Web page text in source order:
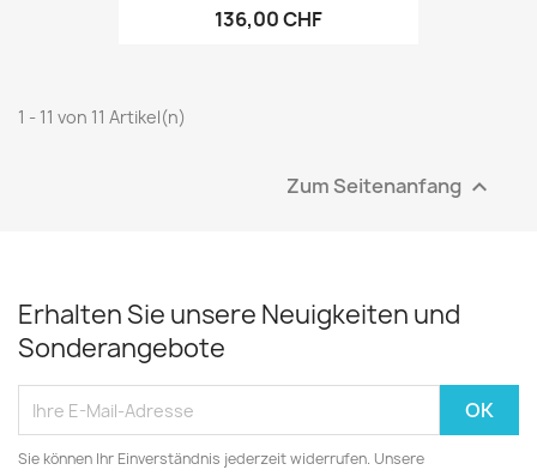
136,00 CHF
1 - 11 von 11 Artikel(n)
Zum Seitenanfang 
Erhalten Sie unsere Neuigkeiten und
Sonderangebote
Sie können Ihr Einverständnis jederzeit widerrufen. Unsere